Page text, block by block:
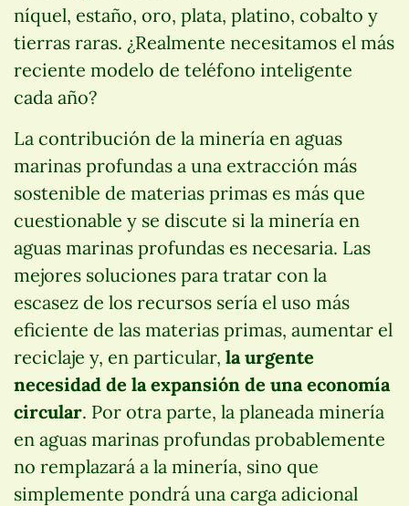
níquel, estaño, oro, plata, platino, cobalto y
tierras raras. ¿Realmente necesitamos el más
reciente modelo de teléfono inteligente
cada año?
La contribución de la minería en aguas
marinas profundas a una extracción más
sostenible de materias primas es más que
cuestionable y se discute si la minería en
aguas marinas profundas es necesaria. Las
mejores soluciones para tratar con la
escasez de los recursos sería el uso más
eficiente de las materias primas, aumentar el
reciclaje y, en particular, la urgente
necesidad de la expansión de una economía
circular. Por otra parte, la planeada minería
en aguas marinas profundas probablemente
no remplazará a la minería, sino que
simplemente pondrá una carga adicional